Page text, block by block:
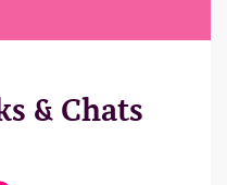
& Chats